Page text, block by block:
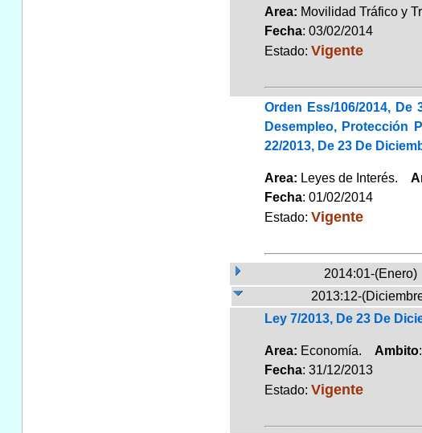
Area: Movilidad Tráfico y
Fecha: 03/02/2014
Estado: Vigente
Orden Ess/106/2014,
Desempleo, Protección
22/2013, De 23 De
Area: Leyes de Interés.
Fecha: 01/02/2014
Estado: Vigente
2014:01-(Enero)
2013:12-
Ley 7/2013, De 23 De
Area: Economía. Ambito
Fecha: 31/12/2013
Estado: Vigente